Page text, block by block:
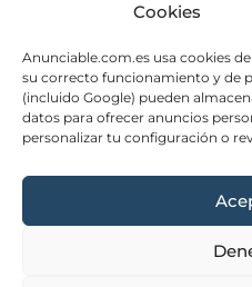
Cookies
Anunciable.com.es usa cookies
su correcto funcionamiento y de
(incluido Google) pueden
datos para ofrecer anuncios
personalizar tu configuración o
Directorio –